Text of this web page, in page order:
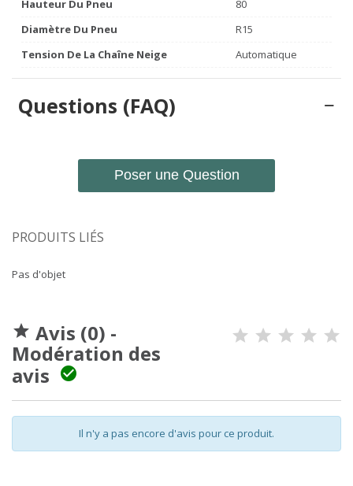
Hauteur Du Pneu
80
Diamètre Du Pneu
R15
Tension De La Chaîne Neige
Automatique
Questions (FAQ)
Poser une Question
PRODUITS LIÉS
Pas d'objet
 Avis (0) -
Modération des
avis

Il n'y a pas encore d'avis pour ce produit.